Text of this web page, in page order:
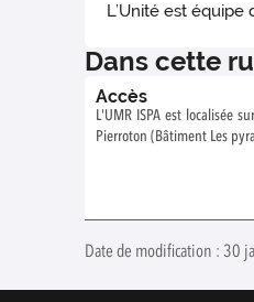
L’Unité est équipe
Dans cette
Accès
L'UMR ISPA est localisée
Pierroton (Bâtiment Les
Date de modification : 30